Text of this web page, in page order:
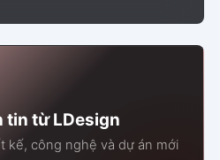
tin từ LDesign
kế, công nghệ và dự án mới